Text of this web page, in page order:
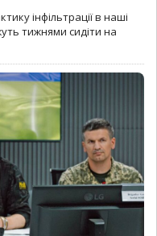
інфільтрації в наші
тижнями сидіти на